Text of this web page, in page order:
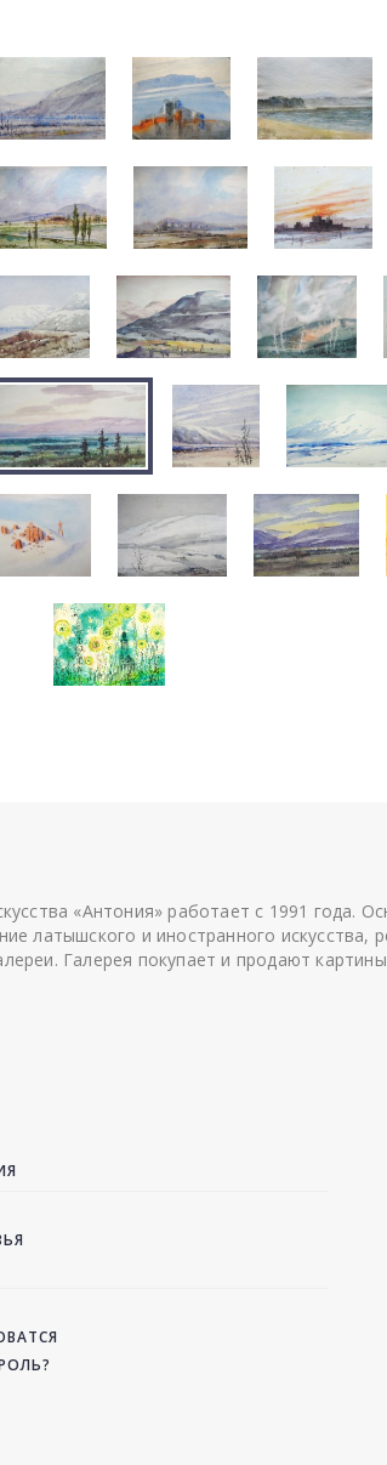
«Антония» работает с 1991 года.
латышского и иностранного искусства,
Галерея покупает и продают